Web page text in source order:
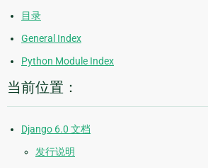
目录
General Index
Python Module Index
当前位置：
Django 6.0 文档
发行说明